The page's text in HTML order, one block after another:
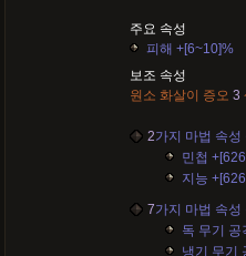
주요 속성
피해 +[6~10]%
보조 속성
원소 화살이 증오 3
2가지 마법 속
민첩
지능
7가지 마법 속
독 무기
냉기 무기